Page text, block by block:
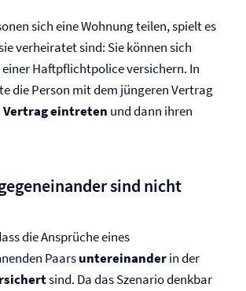
sich eine Wohnung teilen, spielt es
verheiratet sind: Sie können sich
einer Haftpflichtpolice versichern. In
die Person mit dem jüngeren Vertrag
Vertrag eintreten und dann ihren
sind nicht
die Ansprüche eines
Paarsuntereinanderin der
sind. Da das Szenario denkbar